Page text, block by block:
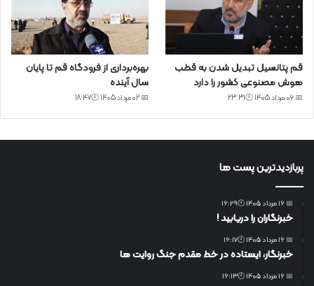
قم پتانسیل تبدیل شدن به قطب
هوش مصنوعی کشور را دارد
📅 06 مرداد 1405 🕙23:31
بهره‌برداری از فرودگاه قم تا پایان
سال آینده
📅 02 مرداد 1405 🕙18:47
پربازدیدترین پست ها
📅 16 مرداد 1405 🕙16:29
خبرنگاران را دریابید !
📅 16 مرداد 1405 🕙16:17
خبرنگار، ایستاده در خط مقدم جنگ روایت ها
📅 16 مرداد 1405 🕙16:13